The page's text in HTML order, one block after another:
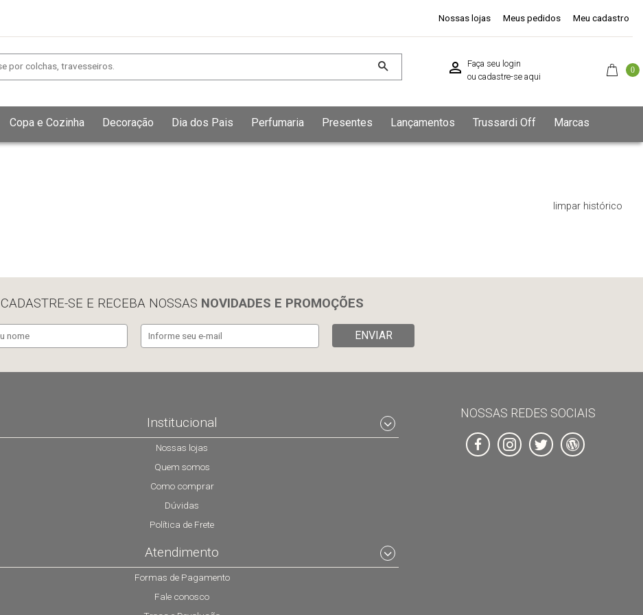
Nossas lojas Meus pedidos Meu cadastro
Faça seu login
ou cadastre-se aqui
0
Copa e Cozinha Decoração Dia dos Pais Perfumaria Presentes Lançamentos Trussardi Off Marcas
limpar histórico
CADASTRE-SE E RECEBA NOSSAS NOVIDADES E PROMOÇÕES
ENVIAR
Institucional
Nossas lojas
Quem somos
Como comprar
Dúvidas
Política de Frete
Atendimento
Formas de Pagamento
Fale conosco
NOSSAS REDES SOCIAIS